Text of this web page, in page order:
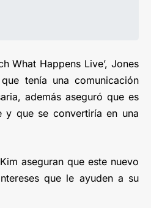
What Happens Live’, Jones
tenía una comunicación
además aseguró que es
y que se convertiría en una
aseguran que este nuevo
que le ayuden a su